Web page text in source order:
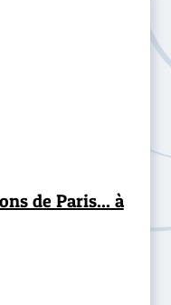
de Paris... à